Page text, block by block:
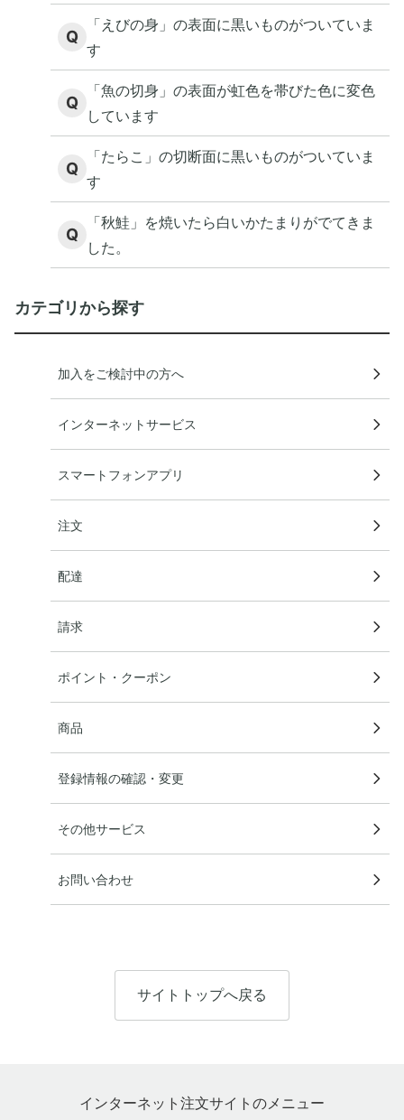
Q
「えびの身」の表面に黒いものがついていま
す
Q
「魚の切身」の表面が虹色を帯びた色に変色
しています
Q
「たらこ」の切断面に黒いものがついていま
す
Q
「秋鮭」を焼いたら白いかたまりがでてきま
した。
カテゴリから探す
加入をご検討中の方へ
インターネットサービス
スマートフォンアプリ
注文
配達
請求
ポイント・クーポン
商品
登録情報の確認・変更
その他サービス
お問い合わせ
サイトトップへ戻る
インターネット注文サイトのメニュー